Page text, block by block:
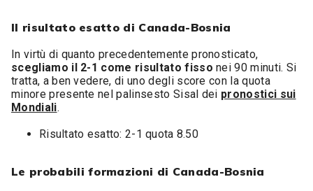
Il risultato esatto di Canada-Bosnia
In virtù di quanto precedentemente pronosticato,
scegliamo il 2-1 come risultato fisso nei 90 minuti. Si
tratta, a ben vedere, di uno degli score con la quota
minore presente nel palinsesto Sisal dei pronostici sui
Mondiali.
Risultato esatto: 2-1 quota 8.50
Le probabili formazioni di Canada-Bosnia